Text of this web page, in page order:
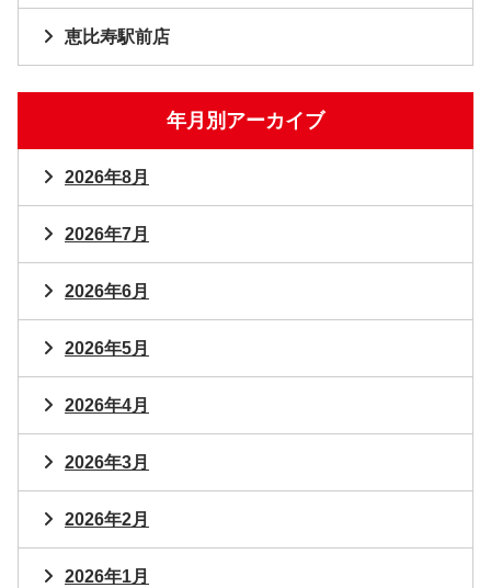
恵比寿駅前店
年月別アーカイブ
2026年8月
2026年7月
2026年6月
2026年5月
2026年4月
2026年3月
2026年2月
2026年1月